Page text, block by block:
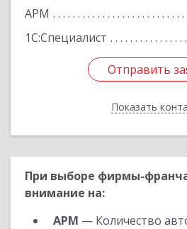
АРМ
1С:Специалист
Отправить
Показать
Отправить
Назад
При выборе фирмы-
внимание на:
АРМ — Количество